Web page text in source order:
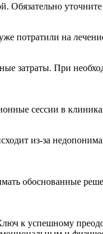
Обязательно
потратили на
затраты. При
сессии в
из-за
обоснованные
к успешному